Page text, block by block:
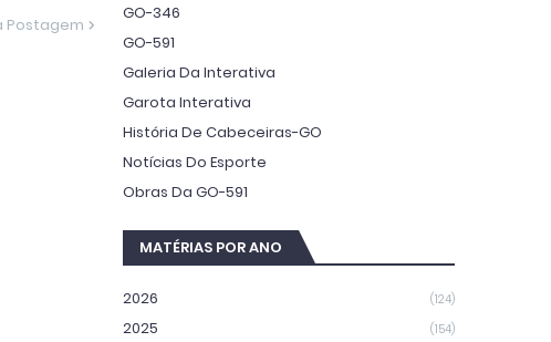
Postagem
GO-346
GO-591
Galeria Da Interativa
Garota Interativa
História De Cabeceiras-GO
Notícias Do Esporte
Obras Da GO-591
MATÉRIAS POR ANO
2026 (124)
2025 (154)